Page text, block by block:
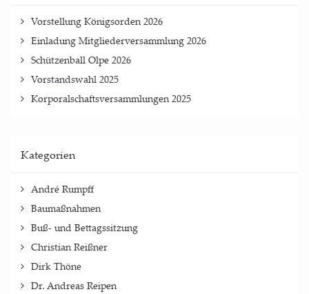
Vor­stel­lung König­sor­den 2026
Ein­la­dung Mit­glie­der­ver­samm­lung 2026
Schüt­zen­ball Olpe 2026
Vor­stands­wahl 2025
Kor­po­ral­schafts­ver­samm­lun­gen 2025
Kate­go­rien
André Rumpff
Baumaßnahmen
Buß- und Bettagssitzung
Christian Reißner
Dirk Thöne
Dr. Andreas Reipen